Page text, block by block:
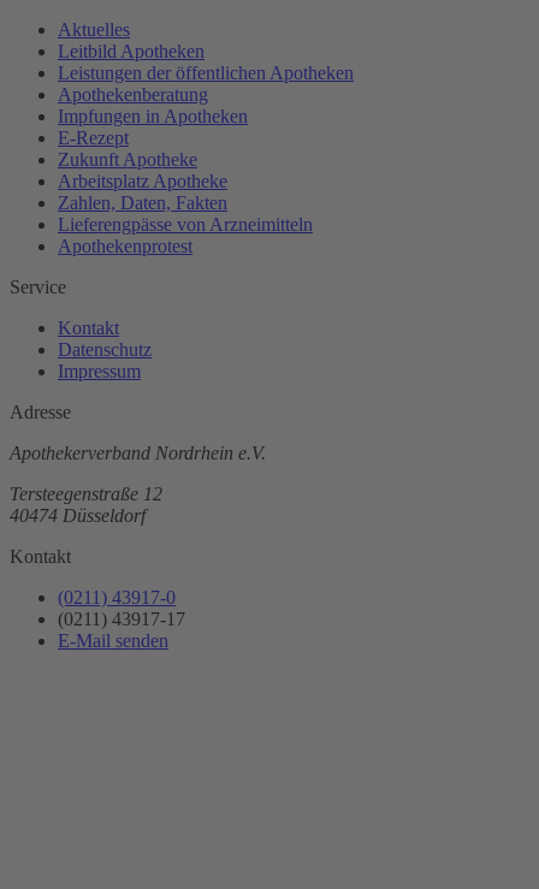
Aktuelles
Leitbild Apotheken
Leistungen der öffentlichen Apotheken
Apothekenberatung
Impfungen in Apotheken
E-Rezept
Zukunft Apotheke
Arbeitsplatz Apotheke
Zahlen, Daten, Fakten
Lieferengpässe von Arzneimitteln
Apothekenprotest
Service
Kontakt
Datenschutz
Impressum
Adresse
Apothekerverband Nordrhein e.V.
Tersteegenstraße 12
40474 Düsseldorf
Kontakt
(0211) 43917-0
(0211) 43917-17
E-Mail senden